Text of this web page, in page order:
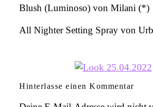
Blush (Luminoso) von Milani (*)
All Nighter Setting Spray von
Hinterlasse einen Kommentar